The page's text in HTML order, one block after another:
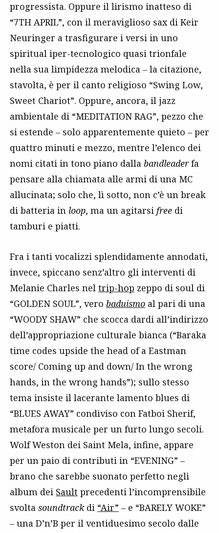
progressista. Oppure il lirismo inatteso di
“7TH APRIL”, con il meraviglioso sax di Keir
Neuringer a trasfigurare i versi in uno
spiritual iper-tecnologico quasi trionfale
nella sua limpidezza melodica – la citazione,
stavolta, è per il canto religioso “Swing Low,
Sweet Chariot”. Oppure, ancora, il jazz
ambientale di “MEDITATION RAG”, pezzo che
si estende – solo apparentemente quieto – per
quattro minuti e mezzo, mentre l’elenco dei
nomi citati in tono piano dalla bandleaderfa
pensare alla chiamata alle armi di una MC
allucinata; solo che, lì sotto, non c’è un break
di batteria in loop, ma un agitarsi free di
tamburi e piatti.
Fra i tanti vocalizzi splendidamente annodati,
invece, spiccano senz’altro gli interventi di
Melanie Charles nel trip-hop zeppo di soul di
“GOLDEN SOUL”, vero baduismo al pari di una
“WOODY SHAW” che scocca dardi all’indirizzo
dell’appropriazione culturale bianca (“Baraka
time codes upside the head of a Eastman
score/ Coming up and down/ In the wrong
hands, in the wrong hands”); sullo stesso
tema insiste il lacerante lamento blues di
“BLUES AWAY” condiviso con Fatboi Sherif,
metafora musicale per un furto lungo secoli.
Wolf Weston dei Saint Mela, infine, appare
per un paio di contributi in “EVENING” –
brano che sarebbe suonato perfetto negli
album dei Sault precedenti l’incomprensibile
svolta soundtrackdi “Air” – e “BARELY WOKE”
– una D’n’B per il ventiduesimo secolo dalle